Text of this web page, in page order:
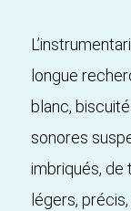
longue
blanc,
sonores
imbriqués,
légers,